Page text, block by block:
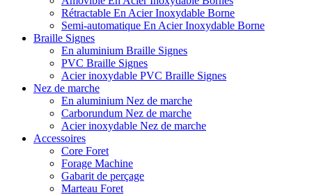
Rétractable En Acier Inoxydable Borne
Semi-automatique En Acier Inoxydable Borne
Braille Signes
En aluminium Braille Signes
PVC Braille Signes
Acier inoxydable PVC Braille Signes
Nez de marche
En aluminium Nez de marche
Carborundum Nez de marche
Acier inoxydable Nez de marche
Accessoires
Core Foret
Forage Machine
Gabarit de perçage
Marteau Foret